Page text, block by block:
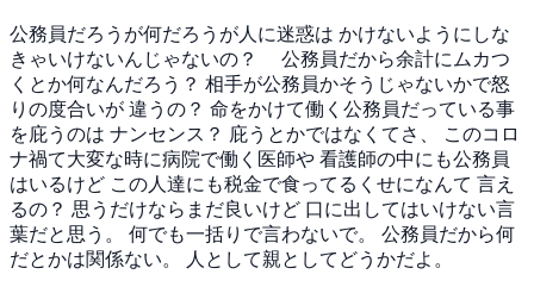
公務員だろうが何だろうが人に迷惑は かけないようにしな
きゃいけないんじゃないの？ 公務員だから余計にムカつ
くとか何なんだろう？ 相手が公務員かそうじゃないかで怒
りの度合いが 違うの？ 命をかけて働く公務員だっている事
を庇うのは ナンセンス？ 庇うとかではなくてさ、
このコロ
ナ禍て大変な時に病院で働く医師や 看護師の中にも公務員
はいるけど この人達にも税金で食ってるくせになんて 言え
るの？ 思うだけならまだ良いけど 口に出してはいけない言
葉だと思う。 何でも一括りで言わないで。 公務員だから何
だとかは関係ない。
人として親としてどうかだよ。